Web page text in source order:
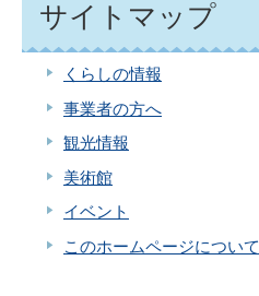
サイトマップ
くらしの情報
事業者の方へ
観光情報
美術館
イベント
このホームページについて